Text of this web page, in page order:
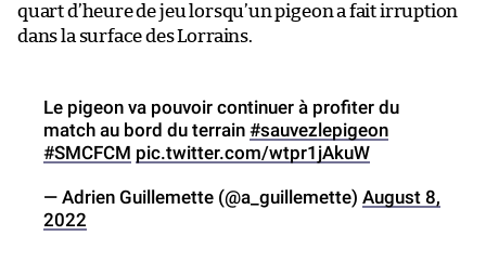
quart d’heure de jeu lorsqu’un pigeon a fait irruption
dans la surface des Lorrains.
Le pigeon va pouvoir continuer à profiter du
match au bord du terrain #sauvezlepigeon
#SMCFCM pic.twitter.com/wtpr1jAkuW
— Adrien Guillemette (@a_guillemette) August 8,
2022